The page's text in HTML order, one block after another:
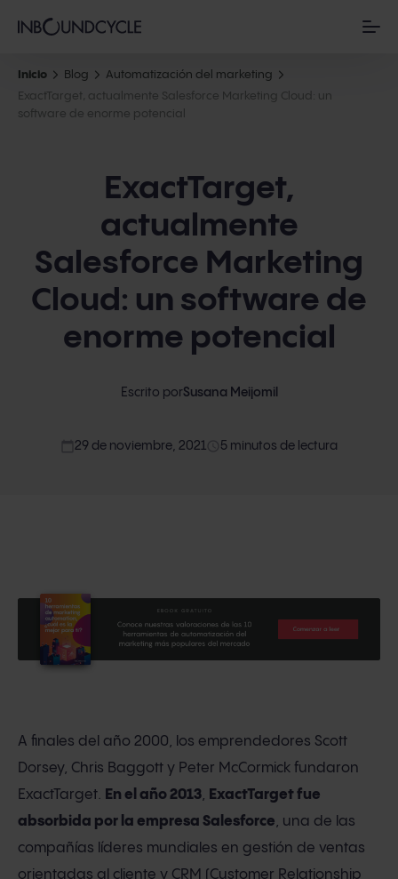
Inicio Blog
Automatización del marketing
ExactTarget, actualmente Salesforce Marketing Cloud: un
software de enorme potencial
ExactTarget,
actualmente
Salesforce Marketing
Cloud: un software de
enorme potencial
Escrito porSusana Meijomil
5 minutos de lectura
29 de noviembre, 2021
A finales del año 2000, los emprendedores Scott
Dorsey, Chris Baggott y Peter McCormick fundaron
ExactTarget. En el año 2013, ExactTarget fue
absorbida por la empresa Salesforce, una de las
compañías líderes mundiales en gestión de ventas
orientadas al cliente y CRM (Customer Relationship